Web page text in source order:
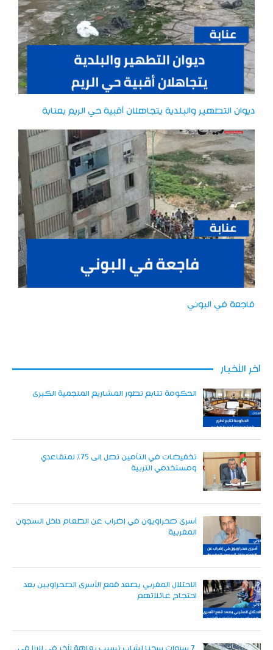
ديوان التطهير والبلدية يتجاهلان أقبية حي الريم بعنابة
فاجعة في البوني
آخر الأخبار
الحكومة تتابع تطور المشاريع المنجمية الكبرى
تخفيضات في التأمين تصل إلى 75% لمتقاعدي
ومستخدمي التربية
أسرى صحراويون في إضراب عن الطعام داخل السجون
المغربية
الاحتلال المغربي يصعد قمع الأسرى الصحراويين بعد
احتجاج عائلاتهم